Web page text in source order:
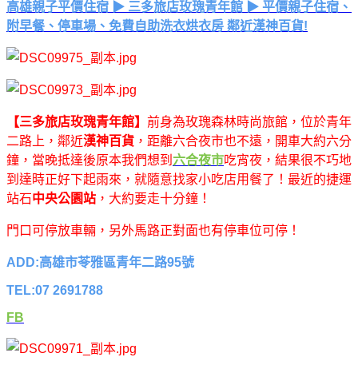
高雄親子平價住宿 ▶ 三多旅店玫瑰青年館 ▶ 平價親子住宿、
附早餐、停車場、免費自助洗衣烘衣房 鄰近漢神百貨!
【三多旅店玫瑰青年館】 前身為玫瑰森林時尚旅館，位於青年
二路上，鄰近漢神百貨 ，距離六合夜市也不遠，開車大約六分
鐘，當晚抵達後原本我們想到 六合夜市吃宵夜，結果很不巧地
到達時正好下起雨來，就隨意找家小吃店用餐了！最近的捷運
站石中央公園站 ，大約要走十分鐘！
門口可停放車輛，另外馬路正對面也有停車位可停！
ADD:高雄市苓雅區青年二路95號
TEL:07 2691788
FB